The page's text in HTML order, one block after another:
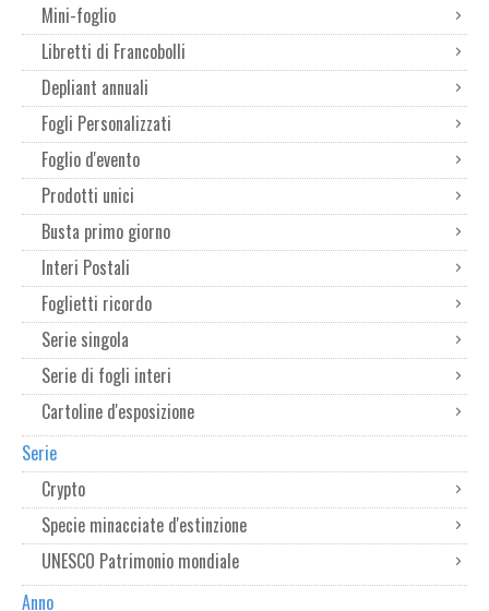
Mini-foglio
Libretti di Francobolli
Depliant annuali
Fogli Personalizzati
Foglio d'evento
Prodotti unici
Busta primo giorno
Interi Postali
Foglietti ricordo
Serie singola
Serie di fogli interi
Cartoline d'esposizione
Serie
Crypto
Specie minacciate d'estinzione
UNESCO Patrimonio mondiale
Anno